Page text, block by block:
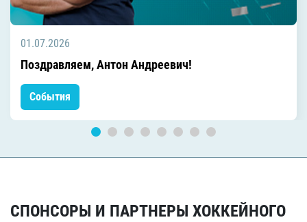
01.07.2026
Поздравляем, Антон Андреевич!
События
СПОНСОРЫ И ПАРТНЕРЫ ХОККЕЙНОГО